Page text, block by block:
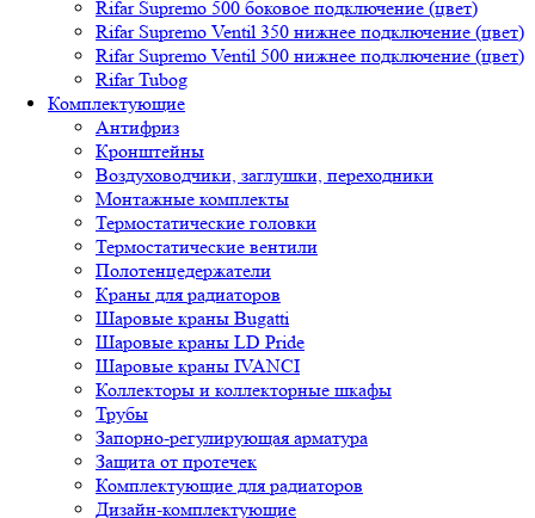
Rifar Supremo 500 боковое подключение (цвет)
Rifar Supremo Ventil 350 нижнее подключение (цвет)
Rifar Supremo Ventil 500 нижнее подключение (цвет)
Rifar Tubog
Комплектующие
Антифриз
Кронштейны
Воздуховодчики, заглушки, переходники
Монтажные комплекты
Термостатические головки
Термостатические вентили
Полотенцедержатели
Краны для радиаторов
Шаровые краны Bugatti
Шаровые краны LD Pride
Шаровые краны IVANCI
Коллекторы и коллекторные шкафы
Трубы
Запорно-регулирующая арматура
Защита от протечек
Комплектующие для радиаторов
Дизайн-комплектующие